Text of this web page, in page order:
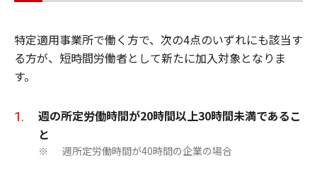
特定適用事業所で働く方で、次の4点のいずれにも該当す
る方が、短時間労働者として新たに加入対象となりま
す。
週の所定労働時間が20時間以上30時間未満であるこ
と
※ 週所定労働時間が40時間の企業の場合